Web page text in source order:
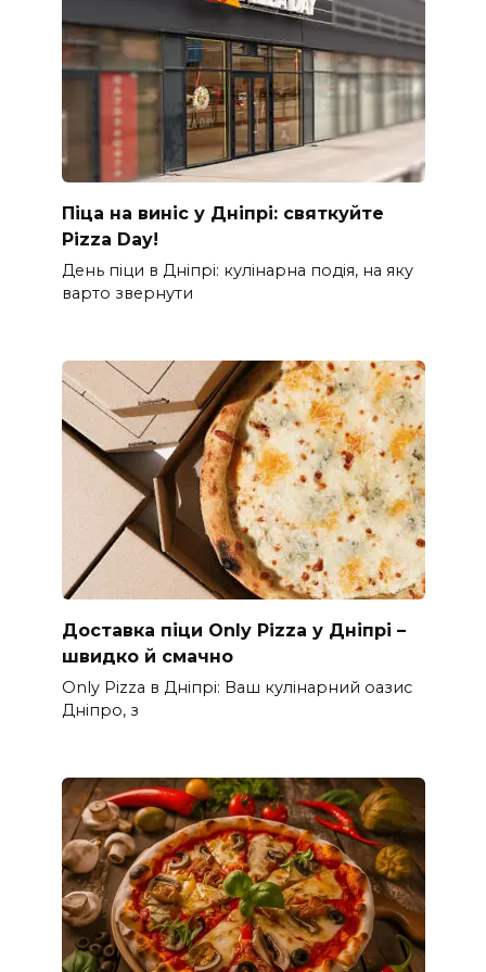
Піца на виніс у Дніпрі: святкуйте
Pizza Day!
День піци в Дніпрі: кулінарна подія, на яку
варто звернути
Доставка піци Only Pizza у Дніпрі –
швидко й смачно
Only Pizza в Дніпрі: Ваш кулінарний оазис
Дніпро, з